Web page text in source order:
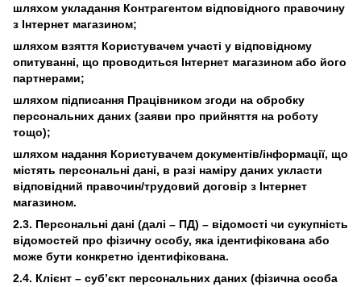
шляхом укладання Контрагентом відповідного правочину
з Інтернет магазином;
шляхом взяття Користувачем участі у відповідному
опитуванні, що проводиться Інтернет магазином або його
партнерами;
шляхом підписання Працівником згоди на обробку
персональних даних (заяви про прийняття на роботу
тощо);
шляхом надання Користувачем документів/інформації, що
містять персональні дані, в разі наміру даних укласти
відповідний правочин/трудовий договір з Інтернет
магазином.
2.3. Персональні дані (далі – ПД) – відомості чи сукупність
відомостей про фізичну особу, яка ідентифікована або
може бути конкретно ідентифікована.
2.4. Клієнт – суб’єкт персональних даних (фізична особа